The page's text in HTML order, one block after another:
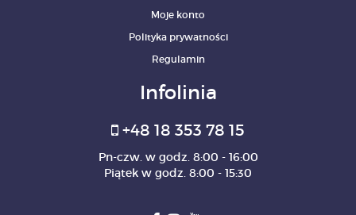
Moje konto
Polityka prywatności
Regulamin
Infolinia
+48 18 353 78 15
Pn-czw. w godz. 8:00 - 16:00
Piątek w godz. 8:00 - 15:30